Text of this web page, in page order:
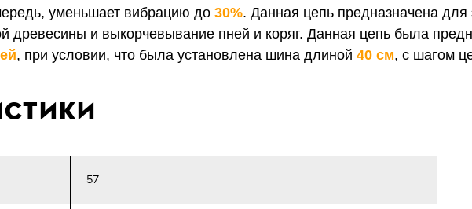
уменьшает вибрацию до 30%. Данная цепь предназначена для
древесины и выкорчевывание пней и коряг. Данная цепь была
, при условии, что была установлена шина длиной 40 см, с шагом
57